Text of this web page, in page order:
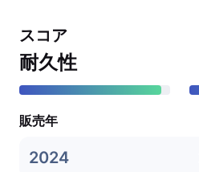
スコア
耐久性
販売年
2024